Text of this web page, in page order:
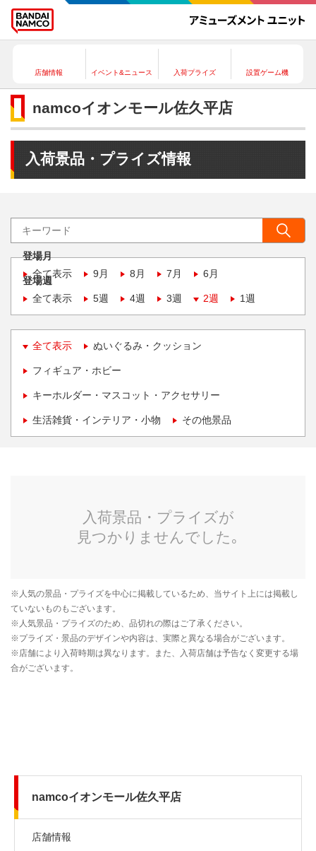
店舗情報 イベント&ニュース 入荷プライズ 設置ゲーム機
namcoイオンモール佐久平店
入荷景品・プライズ情報
登場月
全て表示
9月 8月 7月 6月
登場週
全て表示
5週 4週 3週 2週 1週
全て表示 ぬいぐるみ・クッション
フィギュア・ホビー
キーホルダー・マスコット・アクセサリー
生活雑貨・インテリア・小物 その他景品
namcoイオンモール佐久平店
店舗情報